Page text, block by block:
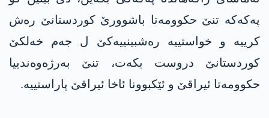
پەکەکە تنێ حکوومەتا باشوورێ کوردستانێ رەش
کرییە و خواستییە رەشبینییەکێ ل جه‌م خەلکێ
کوردستانێ دروست بکەت، تنێ بەرژەوەندییا
حکوومەتا ئیراقێ و ئێکبوونا ئاخا ئیراقێ پاراستییە.